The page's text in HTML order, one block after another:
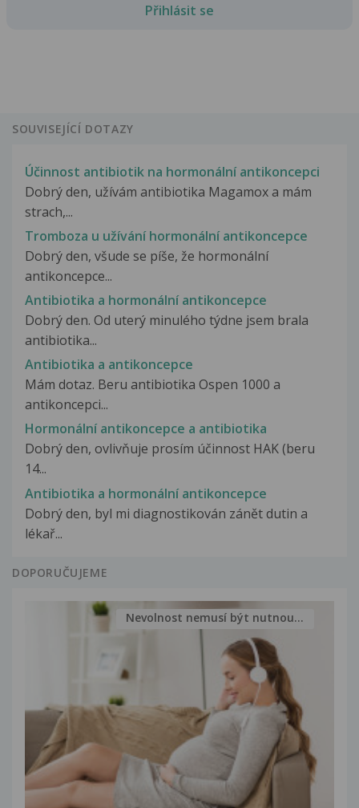
Přihlásit se
SOUVISEJÍCÍ DOTAZY
Účinnost antibiotik na hormonální antikoncepci
Dobrý den, užívám antibiotika Magamox a mám
strach,...
Tromboza u užívání hormonální antikoncepce
Dobrý den, všude se píše, že hormonální
antikoncepce...
Antibiotika a hormonální antikoncepce
Dobrý den. Od uterý minulého týdne jsem brala
antibiotika...
Antibiotika a antikoncepce
Mám dotaz. Beru antibiotika Ospen 1000 a
antikoncepci...
Hormonální antikoncepce a antibiotika
Dobrý den, ovlivňuje prosím účinnost HAK (beru
14...
Antibiotika a hormonální antikoncepce
Dobrý den, byl mi diagnostikován zánět dutin a
lékař...
DOPORUČUJEME
Nevolnost nemusí být nutnou...